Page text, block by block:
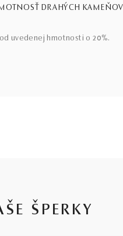
DRAHÝCH KAMEŇOV
uvedenej hmotnosti o 20%.
ŠPERKY